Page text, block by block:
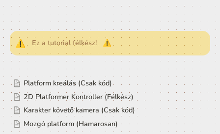
2D Platformer
⚠️ Ez a tutorial félkész!   ⚠️
Platform kreálás (Csak kód)